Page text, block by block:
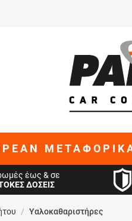
έως & σε
ΔΟΣΕΙΣ
/ Υαλοκαθαριστήρες